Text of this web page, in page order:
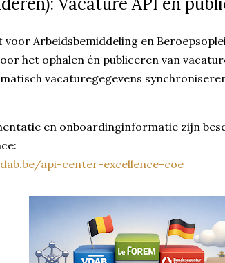
voor Arbeidsbemiddeling en
het ophalen én publiceren van
vacaturegegevens
en onboardinginformatie zijn
api-center-excellence-coe